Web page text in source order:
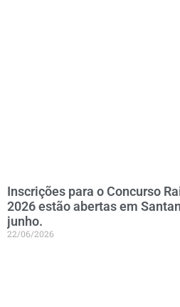
Inscrições para o Concurso
2026 estão abertas em
junho.
22/06/2026